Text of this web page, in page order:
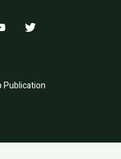
Publication